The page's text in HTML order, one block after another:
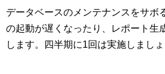
データベースのメンテナンスをサボ
の起動が遅くなったり、レポート生
します。四半期に1回は実施しましょ